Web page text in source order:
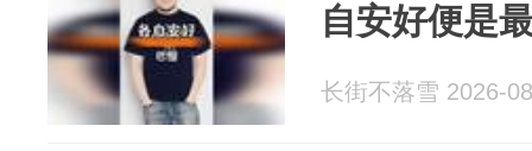
自安好便是
长街不落雪 2026-